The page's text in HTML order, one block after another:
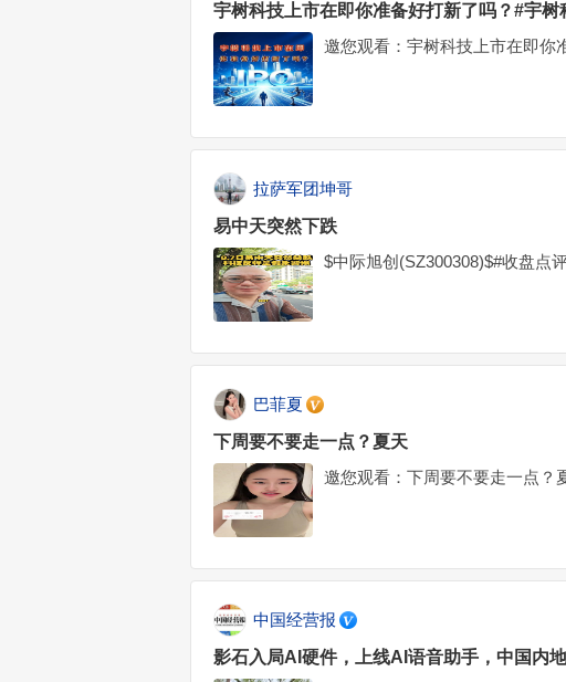
宇树科技上市在即你准备好打新了吗？#宇树
邀您观看：宇树科技上市在即你
拉萨军团坤哥
易中天突然下跌
$中际旭创(SZ300308)$#收盘点
巴菲夏
下周要不要走一点？夏天
邀您观看：下周要不要走一点？
中国经营报
影石入局AI硬件，上线AI语音助手，中国内